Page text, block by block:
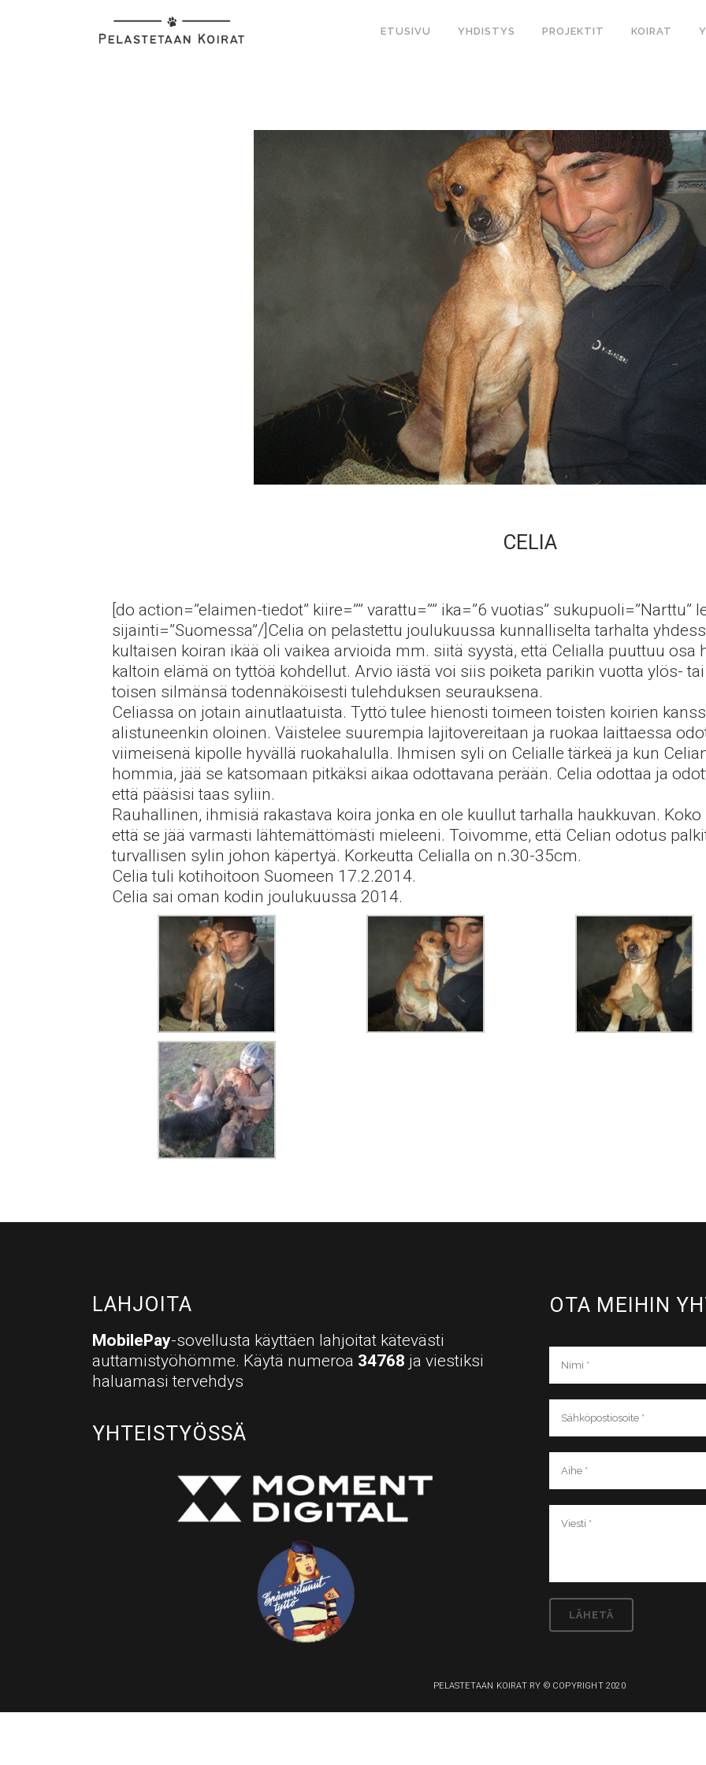
ETUSIVU YHDISTYS PROJEKTIT KOIRAT
CELIA
[do action=”elaimen-tiedot” kiire=”” varattu=”” ika=”6 vuotias” sukupuoli=”Narttu”
sijainti=”Suomessa”/]Celia on pelastettu joulukuussa kunnalliselta tarhalta
kultaisen koiran ikää oli vaikea arvioida mm. siitä syystä, että Celialla puuttuu osa
kaltoin elämä on tyttöä kohdellut. Arvio iästä voi siis poiketa parikin vuotta ylös-
toisen silmänsä todennäköisesti tulehduksen seurauksena.
Celiassa on jotain ainutlaatuista. Tyttö tulee hienosti toimeen toisten koirien
alistuneenkin oloinen. Väistelee suurempia lajitovereitaan ja ruokaa laittaessa
viimeisenä kipolle hyvällä ruokahalulla. Ihmisen syli on Celialle tärkeä ja kun
hommia, jää se katsomaan pitkäksi aikaa odottavana perään. Celia odottaa ja
että pääsisi taas syliin.
Rauhallinen, ihmisiä rakastava koira jonka en ole kuullut tarhalla haukkuvan.
että se jää varmasti lähtemättömästi mieleeni. Toivomme, että Celian odotus
turvallisen sylin johon käpertyä. Korkeutta Celialla on n.30-35cm.
Celia tuli kotihoitoon Suomeen 17.2.2014.
Celia sai oman kodin joulukuussa 2014.
LAHJOITA
MobilePay-sovellusta käyttäen lahjoitat kätevästi
auttamistyöhömme. Käytä numeroa 34768 ja viestiksi
haluamasi tervehdys
YHTEISTYÖSSÄ
OTA MEIHIN
PELASTETAAN KOIRAT RY © COPYRIGHT 2020